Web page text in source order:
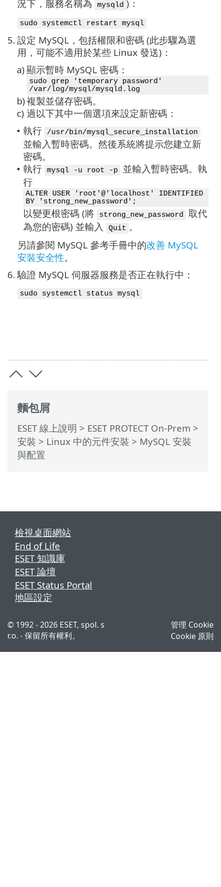
麵包屑
ESET 線上說明 > ESET PROTECT On-Prem >
安裝 > Linux 中的元件安裝 > MySQL 安裝
與配置
況下，服務名稱為 mysqld )：
sudo systemctl restart mysql
5. 設定 MySQL，包括權限和密碼 (此步驟為選
用，可能不適用於某些 Linux 發送)：
a) 顯示暫時 MySQL 密碼：
sudo grep 'temporary password'
/var/log/mysql/mysqld.log
b)複製並儲存密碼。
c) 過以下其中一個選項來設定新密碼：
• 執行 /usr/bin/mysql_secure_installation
並輸入暫時密碼。然後系統將提示您建立新
密碼。
• 執行 mysql -u root -p
並輸入暫時密碼。執
行
ALTER USER 'root'@'localhost' IDENTIFIED
BY 'strong_new_password';
以變更根密碼 (將 strong_new_password
取代
為您的密碼) 並輸入
Quit 。
另請參閱 MySQL 參考手冊中的改善 MySQL
安裝安全性。
6. 驗證 MySQL 伺服器服務是否正在執行中：
sudo systemctl status mysql
檢視桌面網站
End of Life
ESET 知識庫
ESET 論壇
ESET Status Portal
地區設定
© 1992 - 2026 ESET, spol. s
r.o. - 保留所有權利。
管理 Cookie
Cookie 原則